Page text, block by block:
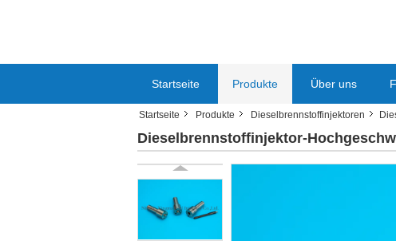
Startseite Produkte Über uns
Startseite Produkte Dieselbrennstoffinjektoren
Dieselbrennstoffinjektor-